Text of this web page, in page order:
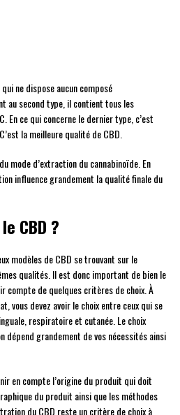
ne dispose aucun composé
au second type, il contient tous les
En ce qui concerne le dernier type, c’est
la meilleure qualité de CBD.
mode d’extraction du cannabinoïde. En
influence grandement la qualité finale du
CBD ?
modèles de CBD se trouvant sur le
qualités. Il est donc important de bien le
compte de quelques critères de choix. À
vous devez avoir le choix entre ceux qui se
respiratoire et cutanée. Le choix
dépend grandement de vos nécessités ainsi
en compte l’origine du produit qui doit
du produit ainsi que les méthodes
du CBD reste un critère de choix à